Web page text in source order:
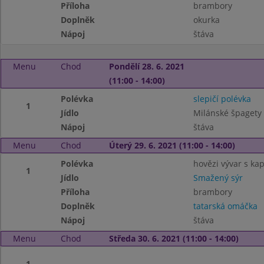
Příloha
brambory
Doplněk
okurka
Nápoj
štáva
Menu Chod
Pondělí 28. 6. 2021
(11:00 - 14:00)
1
Polévka
slepičí polévka
Jídlo
Milánské špagety
Nápoj
štáva
Menu
Chod Úterý 29. 6. 2021 (11:00 - 14:00)
1
Polévka
hovězi vývar s
Jídlo
Smažený sýr
Příloha
brambory
Doplněk
tatarská omáčka
Nápoj
štáva
Menu
Chod Středa 30. 6. 2021 (11:00 - 14:00)